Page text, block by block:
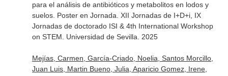
para el análisis de antibióticos y metabolitos en lodos y
suelos. Poster en Jornada. XII Jornadas de I+D+i, IX
Jornadas de doctorado ISI & 4th International Workshop
on STEM. Universidad de Sevilla. 2025
Mejías, Carmen, García-Criado, Noelia, Santos Morcillo,
Juan Luis, Martin Bueno, Julia, Aparicio Gomez, Irene,